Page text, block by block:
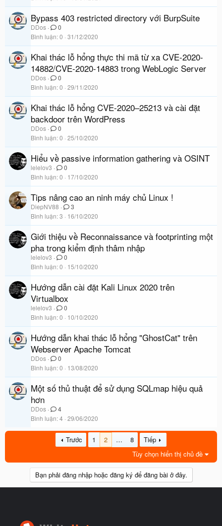
Bypass 403 restricted directory với BurpSuite
DDos
0
Bình luận 0 31/12/2020
Khai thác lỗ hổng thực thi mã từ xa CVE-2020-
14882/CVE-2020-14883 trong WebLogic Server
DDos
0
Bình luận 0 29/11/2020
Khai thác lỗ hổng CVE-2020–25213 và cài đặt
backdoor trên WordPress
DDos
0
Bình luận 0 25/10/2020
Hiểu về passive information gathering và OSINT
lelelov3
0
Bình luận 0 17/10/2020
Tips nâng cao an ninh máy chủ Linux !
DiepNV88
3
Bình luận 3 16/10/2020
Giới thiệu về Reconnaissance và footprinting một
pha trong kiểm định thâm nhập
lelelov3
0
Bình luận 0 15/10/2020
Hướng dẫn cài đặt Kali Linux 2020 trên
Virtualbox
lelelov3
0
Bình luận 0 10/10/2020
Hướng dẫn khai thác lỗ hổng "GhostCat" trên
Webserver Apache Tomcat
DDos
0
Bình luận 0 13/08/2020
Một số thủ thuật để sử dụng SQLmap hiệu quả
hơn
DDos
4
Bình luận 4 29/06/2020
Trước 1 2 … 8
Tiếp
Tùy chọn hiển thị chủ đề
Bạn phải đăng nhập hoặc đăng ký để đăng bài ở đây.